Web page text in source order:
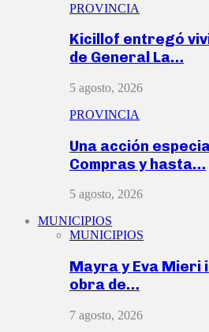
PROVINCIA
Kicillof entregó
de General La…
5 agosto, 2026
PROVINCIA
Una acción
Compras y hasta…
5 agosto, 2026
MUNICIPIOS
MUNICIPIOS
Mayra y Eva
obra de…
7 agosto, 2026